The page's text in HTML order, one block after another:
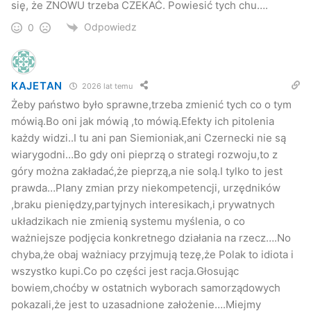
Wizyta Tomasza Siemoniaka w Jaśle – strategia Sprawne Państwo
Spotkanie to było okazją do przedstawienia przez
burmistrza Andrzeja Czerneckiego ministrowi spraw
związanych z podniesieniem poziomu bezpieczeństwa na
terenie miasta.– Skala zniszczeń w porównaniu do
się, że ZNOWU trzeba CZEKAĆ. Powiesić tych chu….
0 Odpowiedz
KAJETAN 2026 lat temu
Żeby państwo było sprawne,trzeba zmienić tych co o tym
mówią.Bo oni jak mówią ,to mówią.Efekty ich pitolenia
każdy widzi..I tu ani pan Siemioniak,ani Czernecki nie są
wiarygodni…Bo gdy oni pieprzą o strategi rozwoju,to z
góry można zakładać,że pieprzą,a nie solą.I tylko to jest
prawda…Plany zmian przy niekompetencji, urzędników
,braku pieniędzy,partyjnych interesikach,i prywatnych
układzikach nie zmienią systemu myślenia, o co
ważniejsze podjęcia konkretnego działania na rzecz….No
chyba,że obaj ważniacy przyjmują tezę,że Polak to idiota i
wszystko kupi.Co po części jest racja.Głosując
bowiem,choćby w ostatnich wyborach samorządowych
pokazali,że jest to uzasadnione założenie….Miejmy